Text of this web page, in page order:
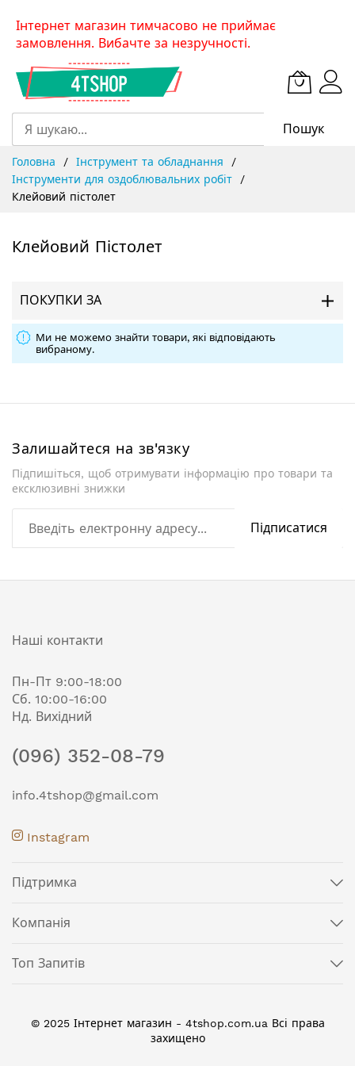
SkipІнтернет магазин тимчасово не приймає
замовлення. Вибачте за незручності.
Пошук
Головна
Інструмент та обладнання
Інструменти для оздоблювальних робіт
Клейовий пістолет
Клейовий Пістолет
ПОКУПКИ ЗА
Ми не можемо знайти товари, які відповідають
вибраному.
Залишайтеся на зв'язку
Підпишіться, щоб отримувати інформацію про товари та
ексклюзивні знижки
Підписатися
Наші контакти
Пн-Пт 9:00-18:00
Сб. 10:00-16:00
Нд. Вихідний
(096) 352-08-79
info.4tshop@gmail.com
Instagram
Підтримка
Компанія
Топ Запитів
© 2025 Інтернет магазин - 4tshop.com.ua Всі права
захищено